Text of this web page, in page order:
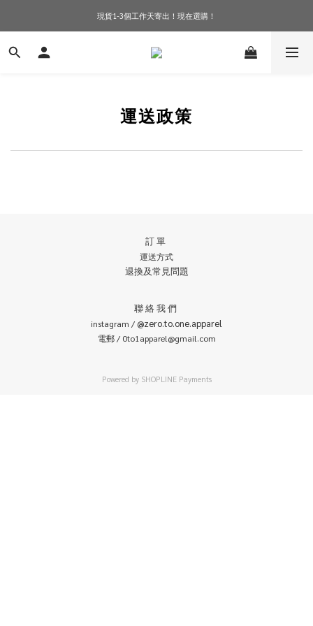
訂單滿$600免香港運費！
現貨1-3個工作天寄出！現在選購！
訂單滿$600免香港運費！
運送政策
訂單
運送方式
退換及常見問題
聯絡我們
instagram / @zero.to.one.apparel
電郵 / 0to1apparel@gmail.com
Powered by SHOPLINE Payments